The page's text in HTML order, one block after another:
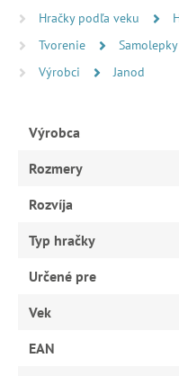
Hračky podľa veku
Tvorenie
Samolepky
Výrobci
Janod
Výrobca
Rozmery
Rozvíja
Typ hračky
Určené pre
Vek
EAN